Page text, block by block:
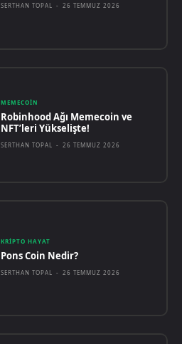
SERTHAN TOPAL - 26 TEMMUZ 2026
MEMECOIN
Robinhood Ağı Memecoin ve
NFT’leri Yükselişte!
SERTHAN TOPAL - 26 TEMMUZ 2026
KRIPTO HAYAT
Pons Coin Nedir?
SERTHAN TOPAL - 26 TEMMUZ 2026